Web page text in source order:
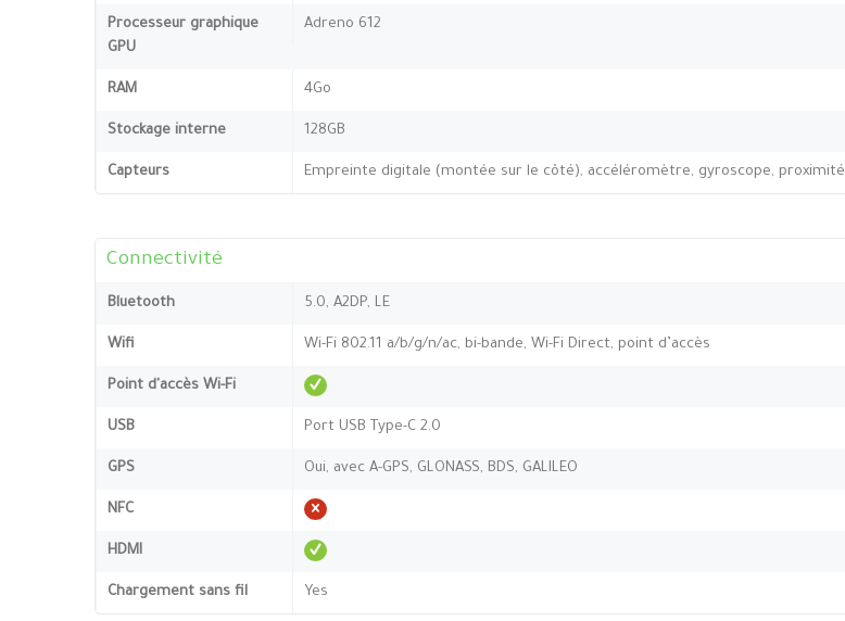
Processeur graphique
GPU
Adreno 612
RAM 4Go
Stockage interne 128GB
Capteurs Empreinte digitale (montée sur le côté), accéléromètre, gyroscope, proximité
Connectivité
Bluetooth 5.0, A2DP, LE
Wifi Wi-Fi 802.11 a/b/g/n/ac, bi-bande, Wi-Fi Direct, point d’accès
Point d'accès Wi-Fi
USB Port USB Type-C 2.0
GPS Oui, avec A-GPS, GLONASS, BDS, GALILEO
NFC
HDMI
Chargement sans fil Yes